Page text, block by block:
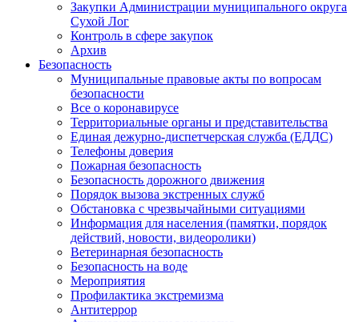
Закупки Администрации муниципального округа
Сухой Лог
Контроль в сфере закупок
Архив
Безопасность
Муниципальные правовые акты по вопросам
безопасности
Все о коронавирусе
Территориальные органы и представительства
Единая дежурно-диспетчерская служба (ЕДДС)
Телефоны доверия
Пожарная безопасность
Безопасность дорожного движения
Порядок вызова экстренных служб
Обстановка с чрезвычайными ситуациями
Информация для населения (памятки, порядок
действий, новости, видеоролики)
Ветеринарная безопасность
Безопасность на воде
Мероприятия
Профилактика экстремизма
Антитеррор